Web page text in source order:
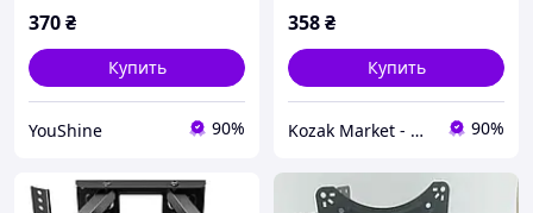
370₴
Купить
YouShine 90%
358₴
Купить
Kozak Market - Магазин техники и аксессуаров 90%